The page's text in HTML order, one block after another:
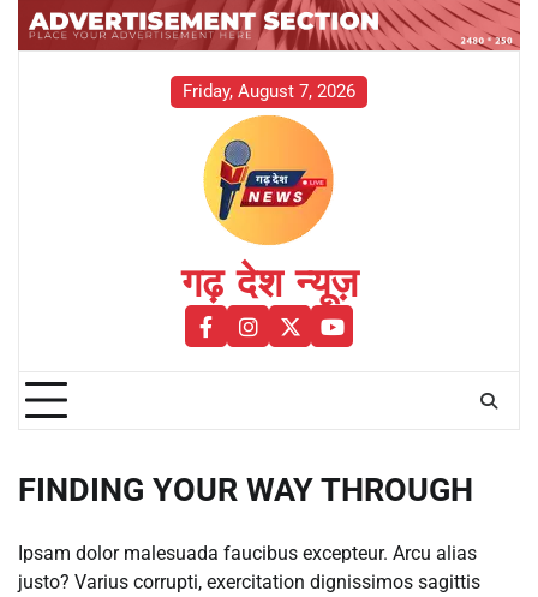
Skip
Friday, August 7, 2026
गढ़ देश न्यूज़
facebookinstagram
twitteryoutube
FINDING YOUR WAY THROUGH
Ipsam dolor malesuada faucibus excepteur. Arcu alias
justo? Varius corrupti, exercitation dignissimos sagittis